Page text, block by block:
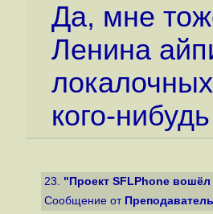
Да, мне
Ленина
кого-
23. "Проект SFLPhone вошёл
Сообщение от